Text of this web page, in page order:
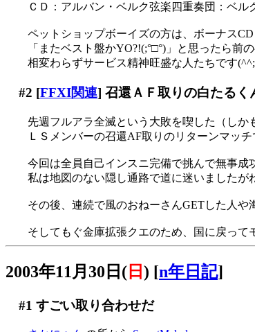
ＣＤ：アルバン・ベルク弦楽四重奏団：ベル
ペットショップボーイズの方は、ボーナス
「またベスト盤かYO?!(;°□°)」と思ったら前
相変わらずサービス精神旺盛な人たちです
#2 [FFXI関連] 召還ＡＦ取りの白たるく
先週フルアラ全滅という大敗を喫した（しか
ＬＳメンバーの召還AF取りのリターンマッチ
今回は全員自己インスニ完備で挑んで無事成
私は地図のない隠し通路で道に迷いましたが
その後、連続で風のおねーさんGETした人や
そしてもぐ金庫拡張クエのため、国に戻って
2003年11月30日( 日 ) [n年日記]
#1 すごい取り合わせだ